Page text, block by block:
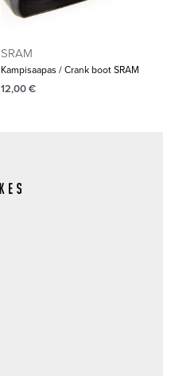
SRAM
Kampisaapas / Crank boot SRAM
12,00€